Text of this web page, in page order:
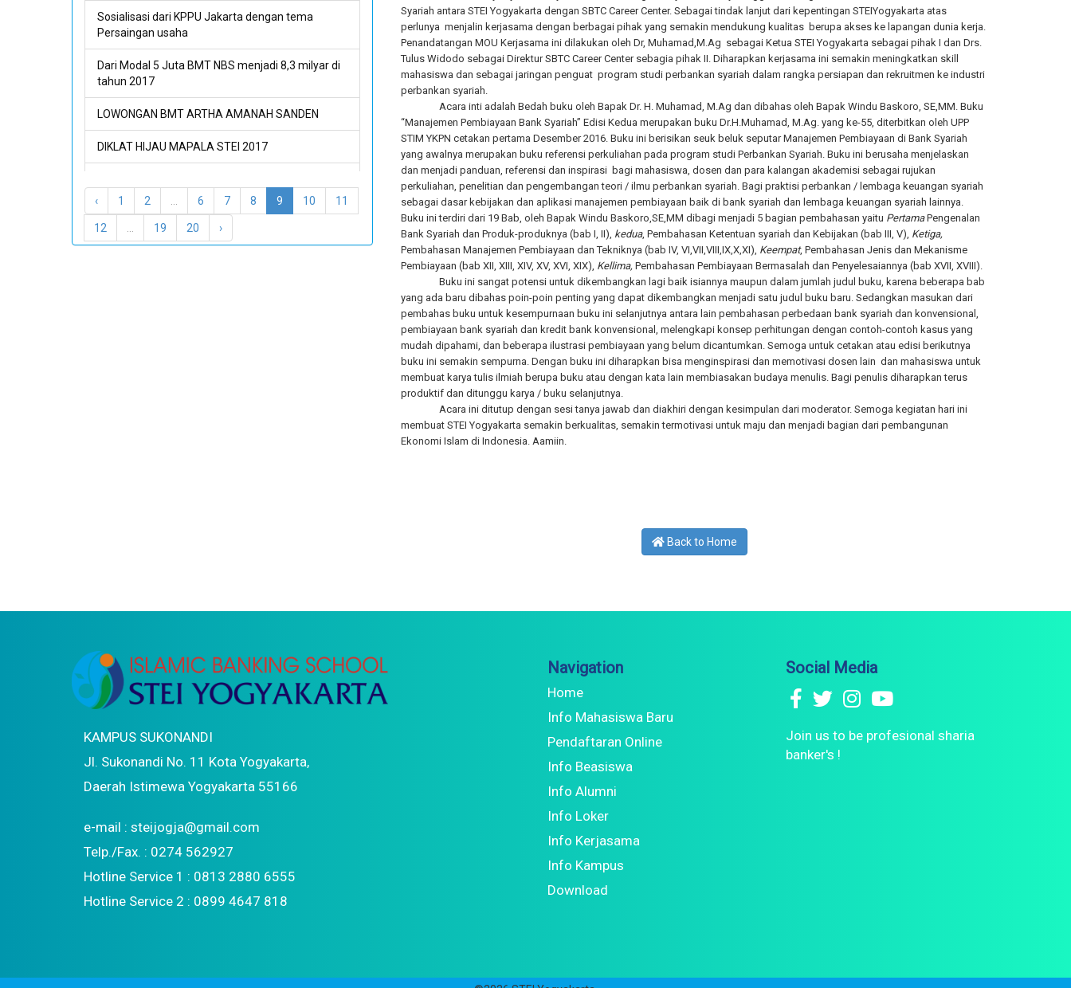
Syariah antara STEI Yogyakarta dengan SBTC Career Center. Sebagai tindak lanjut dari kepentingan STEIYogyakarta atas
perlunya menjalin kerjasama dengan berbagai pihak yang semakin mendukung kualitas berupa akses ke lapangan dunia kerja.
Penandatangan MOU Kerjasama ini dilakukan oleh Dr, Muhamad,M.Ag sebagai Ketua STEI Yogyakarta sebagai pihak I dan Drs.
Tulus Widodo sebagai Direktur SBTC Career Center sebagia pihak II. Diharapkan kerjasama ini semakin meningkatkan skill
mahasiswa dan sebagai jaringan penguat program studi perbankan syariah dalam rangka persiapan dan rekruitmen ke industri
perbankan syariah.
Acara inti adalah Bedah buku oleh Bapak Dr. H. Muhamad, M.Ag dan dibahas oleh Bapak Windu Baskoro, SE,MM. Buku
“Manajemen Pembiayaan Bank Syariah” Edisi Kedua merupakan buku Dr.H.Muhamad, M.Ag. yang ke-55, diterbitkan oleh UPP
STIM YKPN cetakan pertama Desember 2016. Buku ini berisikan seuk beluk seputar Manajemen Pembiayaan di Bank Syariah
yang awalnya merupakan buku referensi perkuliahan pada program studi Perbankan Syariah. Buku ini berusaha menjelaskan
dan menjadi panduan, referensi dan inspirasi bagi mahasiswa, dosen dan para kalangan akademisi sebagai rujukan
perkuliahan, penelitian dan pengembangan teori / ilmu perbankan syariah. Bagi praktisi perbankan / lembaga keuangan syariah
sebagai dasar kebijakan dan aplikasi manajemen pembiayaan baik di bank syariah dan lembaga keuangan syariah lainnya.
Buku ini terdiri dari 19 Bab, oleh Bapak Windu Baskoro,SE,MM dibagi menjadi 5 bagian pembahasan yaitu PertamaPengenalan
Bank Syariah dan Produk-produknya (bab I, II), kedua, Pembahasan Ketentuan syariah dan Kebijakan (bab III, V), Ketiga,
Pembahasan Manajemen Pembiayaan dan Tekniknya (bab IV, VI,VII,VIII,IX,X,XI), Keempat, Pembahasan Jenis dan Mekanisme
Pembiayaan (bab XII, XIII, XIV, XV, XVI, XIX), Kellima, Pembahasan Pembiayaan Bermasalah dan Penyelesaiannya (bab XVII, XVIII).
Buku ini sangat potensi untuk dikembangkan lagi baik isiannya maupun dalam jumlah judul buku, karena beberapa bab
yang ada baru dibahas poin-poin penting yang dapat dikembangkan menjadi satu judul buku baru. Sedangkan masukan dari
pembahas buku untuk kesempurnaan buku ini selanjutnya antara lain pembahasan perbedaan bank syariah dan konvensional,
pembiayaan bank syariah dan kredit bank konvensional, melengkapi konsep perhitungan dengan contoh-contoh kasus yang
mudah dipahami, dan beberapa ilustrasi pembiayaan yang belum dicantumkan. Semoga untuk cetakan atau edisi berikutnya
buku ini semakin sempurna. Dengan buku ini diharapkan bisa menginspirasi dan memotivasi dosen lain dan mahasiswa untuk
membuat karya tulis ilmiah berupa buku atau dengan kata lain membiasakan budaya menulis. Bagi penulis diharapkan terus
produktif dan ditunggu karya / buku selanjutnya.
Acara ini ditutup dengan sesi tanya jawab dan diakhiri dengan kesimpulan dari moderator. Semoga kegiatan hari ini
membuat STEI Yogyakarta semakin berkualitas, semakin termotivasi untuk maju dan menjadi bagian dari pembangunan
Ekonomi Islam di Indonesia. Aamiin.
Back to Home
Sosialisasi dari KPPU Jakarta dengan tema
Persaingan usaha
Dari Modal 5 Juta BMT NBS menjadi 8,3 milyar di
tahun 2017
LOWONGAN BMT ARTHA AMANAH SANDEN
DIKLAT HIJAU MAPALA STEI 2017
‹
1 2 6 7 8 9 10 11
12 19 20 ›
KAMPUS SUKONANDI
Jl. Sukonandi No. 11 Kota Yogyakarta,
Daerah Istimewa Yogyakarta 55166
e-mail : steijogja@gmail.com
Telp./Fax. : 0274 562927
Hotline Service 1 : 0813 2880 6555
Hotline Service 2 : 0899 4647 818
Navigation
Home
Info Mahasiswa Baru
Pendaftaran Online
Info Beasiswa
Info Alumni
Info Loker
Info Kerjasama
Info Kampus
Download
Social Media
Join us to be profesional sharia
banker's !